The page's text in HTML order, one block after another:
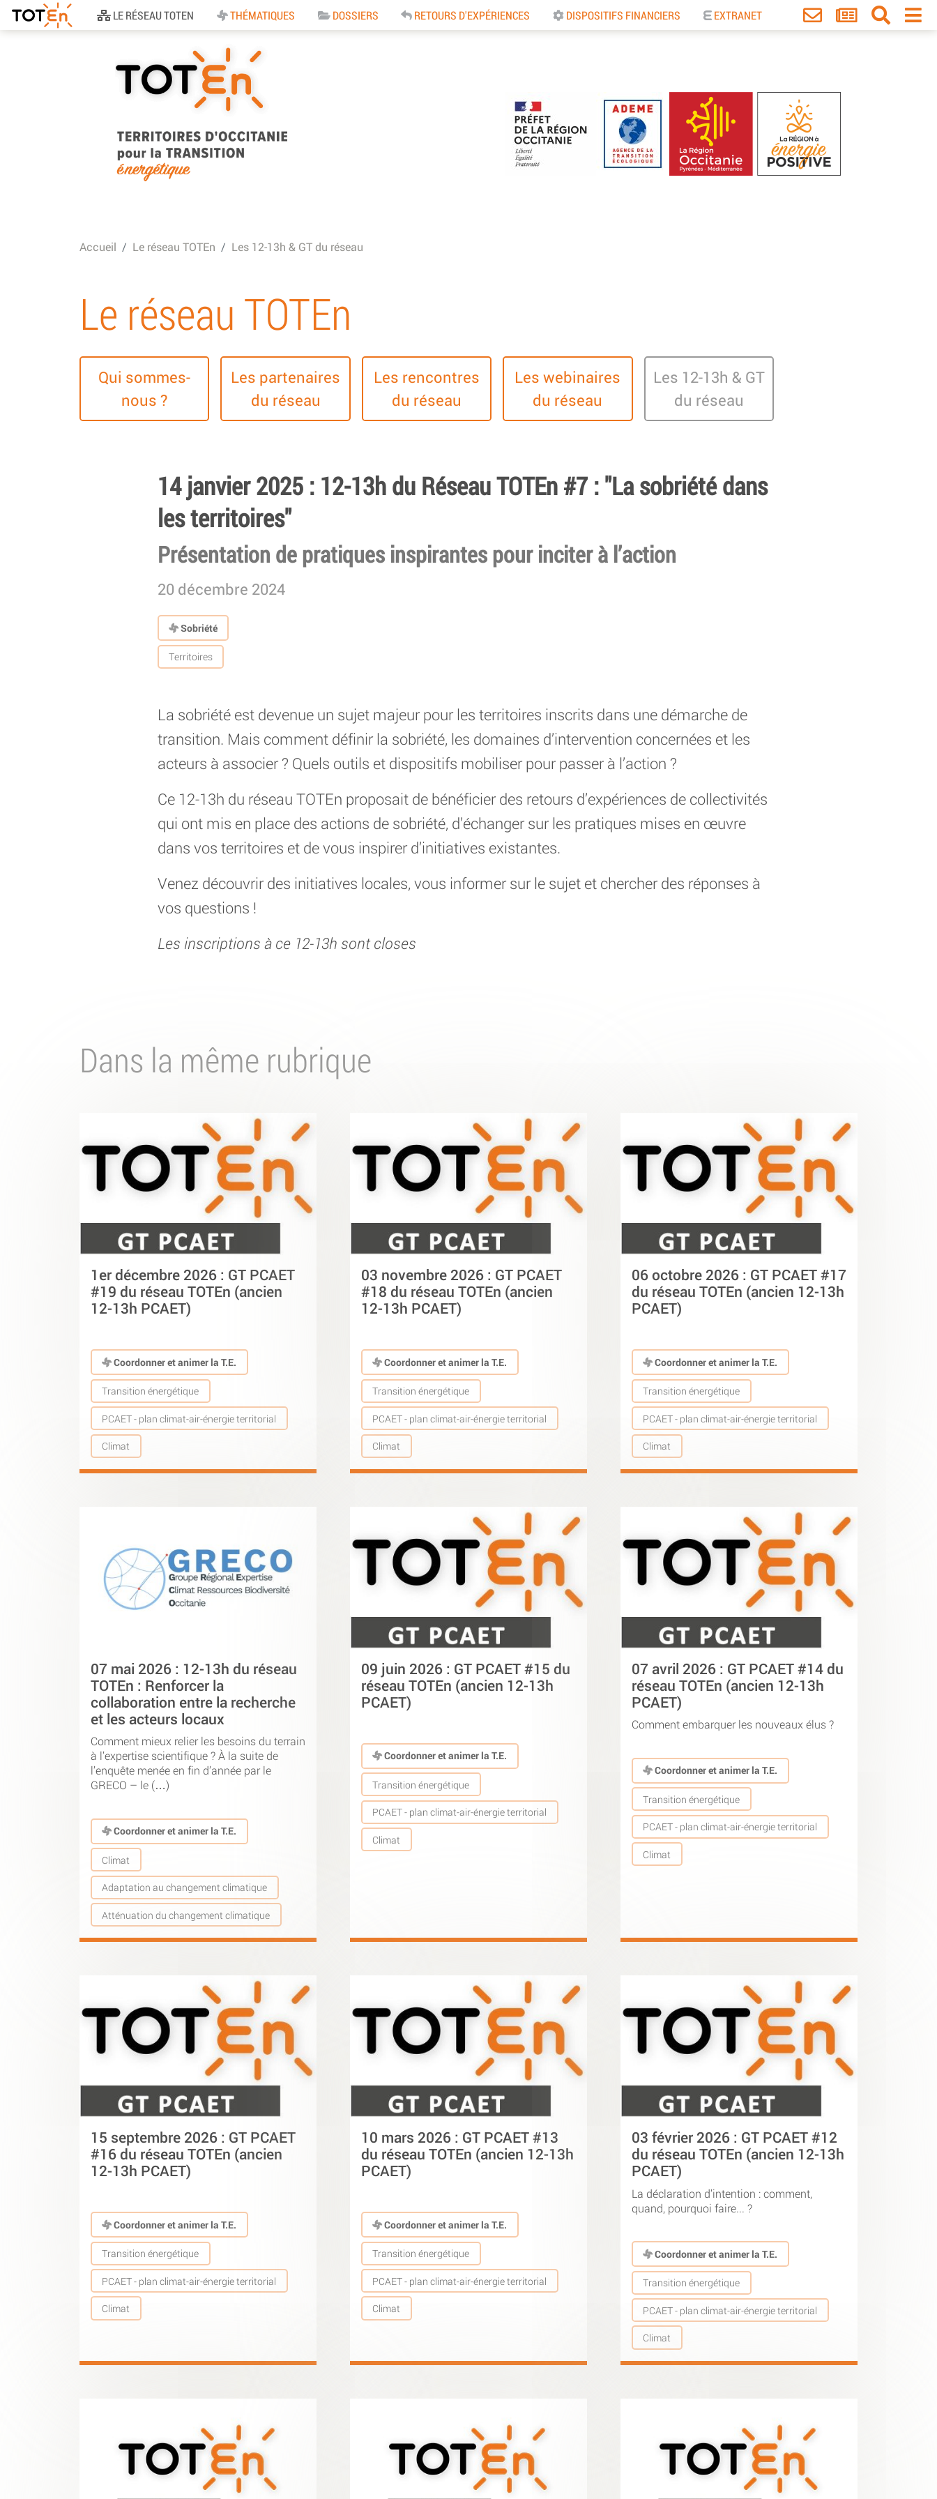
Accueil
LE RÉSEAU TOTEN THÉMATIQUES DOSSIERS RETOURS D'EXPÉRIENCES DISPOSITIFS FINANCIERS EXTRANET
pour la Transition
Energétique
Accueil Le réseau TOTEn Les 12-13h & GT du réseau
Le réseau TOTEn
Qui sommes-
nous ?
Les partenaires
du réseau
Les rencontres
du réseau
Les webinaires
du réseau
Les 12-13h & GT
du réseau
14 janvier 2025 : 12-13h du Réseau TOTEn #7 : "La sobriété dans
les territoires"
Présentation de pratiques inspirantes pour inciter à l’action
20 décembre 2024
Sobriété
Territoires
La sobriété est devenue un sujet majeur pour les territoires inscrits dans une démarche de
transition. Mais comment définir la sobriété, les domaines d’intervention concernées et les
acteurs à associer ? Quels outils et dispositifs mobiliser pour passer à l’action ?
Ce 12-13h du réseau TOTEn proposait de bénéficier des retours d’expériences de collectivités
qui ont mis en place des actions de sobriété, d’échanger sur les pratiques mises en œuvre
dans vos territoires et de vous inspirer d’initiatives existantes.
Venez découvrir des initiatives locales, vous informer sur le sujet et chercher des réponses à
vos questions !
Les inscriptions à ce 12-13h sont closes
Dans la même rubrique
1er décembre 2026 : GT PCAET
#19 du réseau TOTEn (ancien
12-13h PCAET)
Coordonner et animer la T.E.
Transition énergétique
PCAET - plan climat-air-énergie territorial
Climat
03 novembre 2026 : GT PCAET
#18 du réseau TOTEn (ancien
12-13h PCAET)
Coordonner et animer la T.E.
Transition énergétique
PCAET - plan climat-air-énergie territorial
Climat
06 octobre 2026 : GT PCAET #17
du réseau TOTEn (ancien 12-13h
PCAET)
Coordonner et animer la T.E.
Transition énergétique
PCAET - plan climat-air-énergie territorial
Climat
07 mai 2026 : 12-13h du réseau
TOTEn : Renforcer la
collaboration entre la recherche
et les acteurs locaux
Comment mieux relier les besoins du terrain
à l’expertise scientifique ? À la suite de
l’enquête menée en fin d’année par le
GRECO – le (…)
Coordonner et animer la T.E.
Climat
Adaptation au changement climatique
Atténuation du changement climatique
09 juin 2026 : GT PCAET #15 du
réseau TOTEn (ancien 12-13h
PCAET)
Coordonner et animer la T.E.
Transition énergétique
PCAET - plan climat-air-énergie territorial
Climat
07 avril 2026 : GT PCAET #14 du
réseau TOTEn (ancien 12-13h
PCAET)
Comment embarquer les nouveaux élus ?
Coordonner et animer la T.E.
Transition énergétique
PCAET - plan climat-air-énergie territorial
Climat
15 septembre 2026 : GT PCAET
#16 du réseau TOTEn (ancien
12-13h PCAET)
Coordonner et animer la T.E.
Transition énergétique
PCAET - plan climat-air-énergie territorial
Climat
10 mars 2026 : GT PCAET #13
du réseau TOTEn (ancien 12-13h
PCAET)
Coordonner et animer la T.E.
Transition énergétique
PCAET - plan climat-air-énergie territorial
Climat
03 février 2026 : GT PCAET #12
du réseau TOTEn (ancien 12-13h
PCAET)
La déclaration d’intention : comment,
quand, pourquoi faire... ?
Coordonner et animer la T.E.
Transition énergétique
PCAET - plan climat-air-énergie territorial
Climat